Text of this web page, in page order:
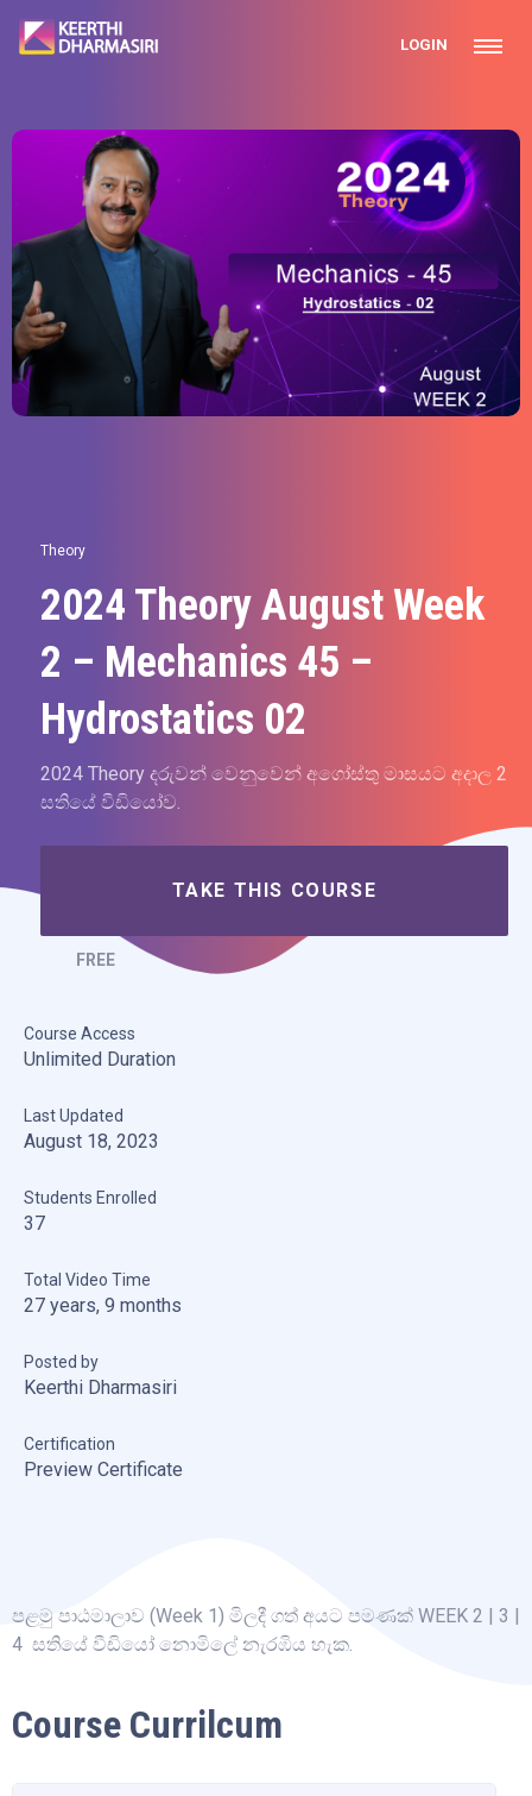
LOGIN
Theory
2024 Theory August Week
2 – Mechanics 45 –
Hydrostatics 02
2024 Theory දරුවන් වෙනුවෙන් අගෝස්තු මාසයට අදාල 2
සතියේ වීඩියෝව.
TAKE THIS COURSE
FREE
Course Access
Unlimited Duration
Last Updated
August 18, 2023
Students Enrolled
37
Total Video Time
27 years, 9 months
Posted by
Keerthi Dharmasiri
Certification
Preview Certificate
පළමු පාඨමාලාව (Week 1) මිලදී ගත් අයට පමණක් WEEK 2 | 3 |
4 සතියේ වීඩියෝ නොමිලේ නැරඹිය හැක.
Course Currilcum